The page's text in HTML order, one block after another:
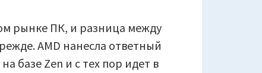
рынке ПК, и разница между
AMD нанесла ответный
базе Zen и с тех пор идет в